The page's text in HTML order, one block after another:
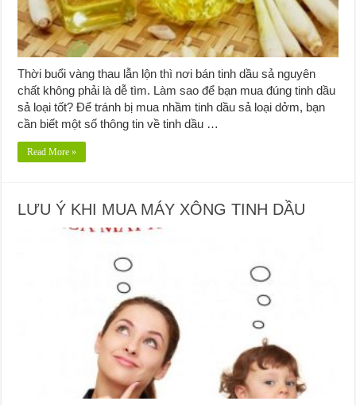
Thời buổi vàng thau lẫn lộn thì nơi bán tinh dầu sả nguyên
chất không phải là dễ tìm. Làm sao để bạn mua đúng tinh dầu
sả loại tốt? Để tránh bị mua nhầm tinh dầu sả loại dởm, bạn
cần biết một số thông tin về tinh dầu …
Read More »
LƯU Ý KHI MUA MÁY XÔNG TINH DẦU